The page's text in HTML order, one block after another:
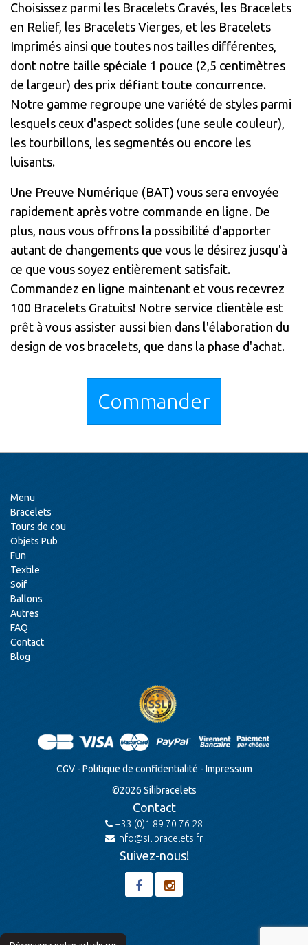
Choisissez parmi les Bracelets Gravés, les Bracelets
en Relief, les Bracelets Vierges, et les Bracelets
Imprimés ainsi que toutes nos tailles différentes,
dont notre taille spéciale 1 pouce (2,5 centimètres
de largeur) des prix défiant toute concurrence.
Notre gamme regroupe une variété de styles parmi
lesquels ceux d'aspect solides (une seule couleur),
les tourbillons, les segmentés ou encore les
luisants.
Une Preuve Numérique (BAT) vous sera envoyée
rapidement après votre commande en ligne. De
plus, nous vous offrons la possibilité d'apporter
autant de changements que vous le désirez jusqu'à
ce que vous soyez entièrement satisfait.
Commandez en ligne maintenant et vous recevrez
100 Bracelets Gratuits! Notre service clientèle est
prêt à vous assister aussi bien dans l'élaboration du
design de vos bracelets, que dans la phase d'achat.
Commander
Menu
Bracelets
Tours de cou
Objets Pub
Fun
Textile
Soif
Ballons
Autres
FAQ
Contact
Blog
CGV- Politique de confidentialité - Impressum
©2026 Silibracelets
Contact
+33 (0)1 89 70 76 28
info@silibracelets.fr
Suivez-nous!